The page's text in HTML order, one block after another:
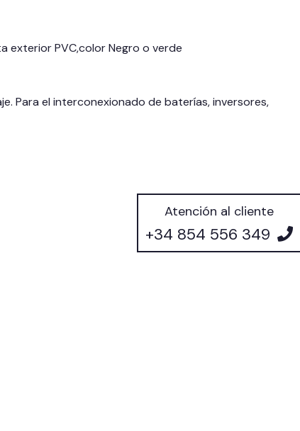
exterior PVC,color Negro o verde
Para el interconexionado de baterías, inversores,
Atención al cliente
+34 854 556 349